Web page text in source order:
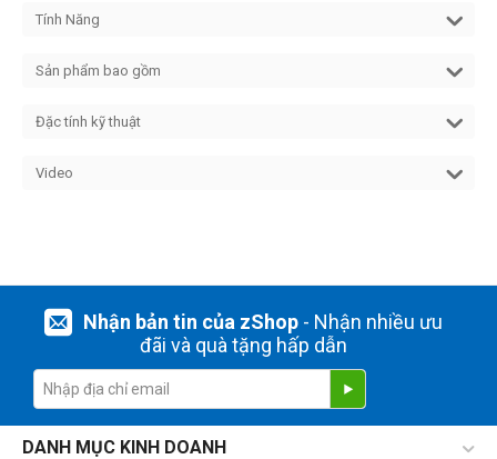
Tính Năng
Sản phẩm bao gồm
Đặc tính kỹ thuật
Video
Nhận bản tin của zShop- Nhận nhiều ưu
đãi và quà tặng hấp dẫn
DANH MỤC KINH DOANH